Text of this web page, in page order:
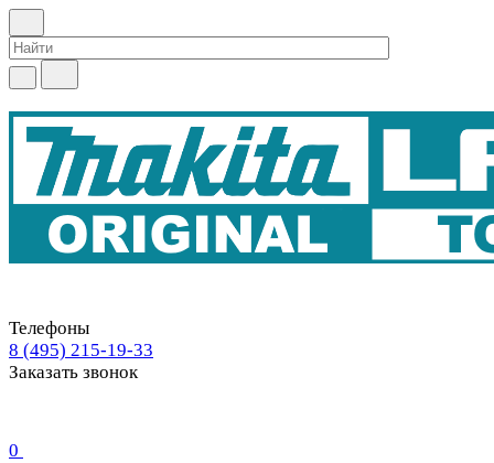
Телефоны
8 (495) 215-19-33
Заказать звонок
0